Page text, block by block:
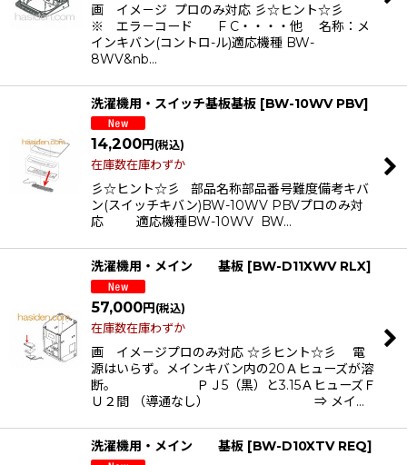
画 イメ－ジ プロのみ対応 彡☆ヒント☆彡
※ エラ－コード F C・・・・他 名称：メ
インキバン(コントロ-ル)適応機種 BW-
8WV&nb…
洗濯機用・スイッチ基板基板 [BW-10WV PBV]
14,200円 (税込)
在庫数在庫わずか
彡☆ヒント☆彡 部品名称部品番号難度備考キバ
ン(スイッチキバン)BW-10WV PBVプロのみ対
応 適応機種BW-10WV BW…
洗濯機用・メイン 基板 [BW-D11XWV RLX]
57,000円 (税込)
在庫数在庫わずか
画 イメ－ジプロのみ対応 ☆彡ヒント☆彡 電
源はいらず。メインキバン内の20Ａヒューズが溶
断。 ＰＪ5（黒）と3.15ＡヒューズＦ
Ｕ２間 （導通なし） ⇒ メイ…
洗濯機用・メイン 基板 [BW-D10XTV REQ]